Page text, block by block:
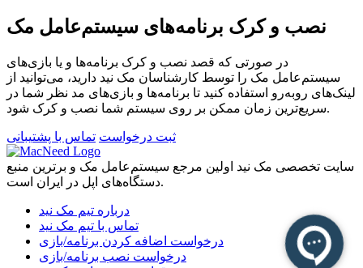
نصب و کرک برنامه‌های سیستم‌عامل مک
در صورتی که قصد نصب و کرک برنامه‌ها و یا بازی‌های
سیستم‌عامل مک را توسط کارشناسان مک نید دارید، می‌توانید از
لینک‌های رو‌به‌رو استفاده کنید تا برنامه‌ها و بازی‌های مد نظر شما در
سریع‌ترین زمان ممکن بر روی سیستم شما نصب و کرک شود.
ثبت درخواست تماس با پشتیبانی
سایت تخصصی مک نید اولین مرجع سیستم‌عامل مک و برترین منبع
دستگاه‌های اپل در ایران است.
درباره تیم مک نید
تماس با تیم مک نید
درخواست اضافه کردن برنامه/بازی
درخواست نصب برنامه/بازی